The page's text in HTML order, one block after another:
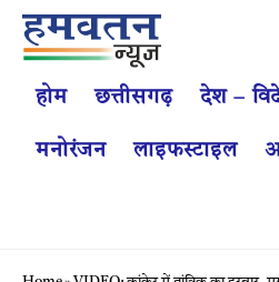
होम छत्तीसगढ़ देश –
मनोरंजन लाइफस्टाइल